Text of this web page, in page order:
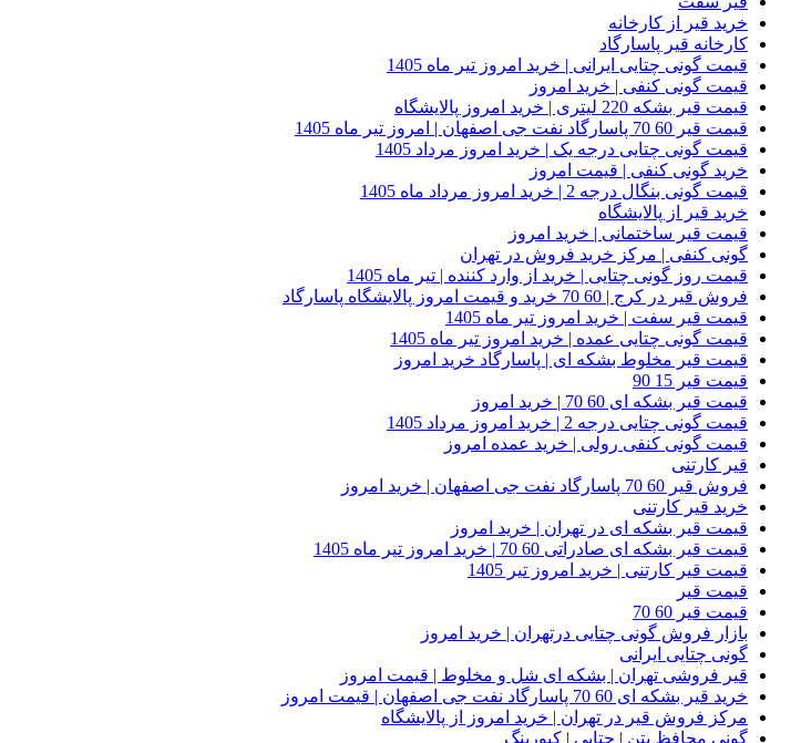
خرید قیر از کارخانه
کارخانه قیر پاسارگاد
قیمت گونی چتایی ایرانی | خرید امروز تیر ماه 1405
قیمت گونی کنفی | خرید امروز
قیمت قیر بشکه 220 لیتری | خرید امروز پالایشگاه
قیمت قیر 60 70 پاسارگاد نفت جی اصفهان | امروز تیر ماه 1405
قیمت گونی چتایی درجه یک | خرید امروز مرداد 1405
خرید گونی کنفی | قیمت امروز
قیمت گونی بنگال درجه 2 | خرید امروز مرداد ماه 1405
خرید قیر از پالایشگاه
قیمت قیر ساختمانی | خرید امروز
گونی کنفی | مرکز خرید فروش در تهران
قیمت روز گونی چتایی | خرید از وارد کننده | تیر ماه 1405
فروش قیر در کرج | 60 70 خرید و قیمت امروز پالایشگاه پاسارگاد
قیمت قیر سفت | خرید امروز تیر ماه 1405
قیمت گونی چتایی عمده | خرید امروز تیر ماه 1405
قیمت قیر مخلوط بشکه ای | پاسارگاد خرید امروز
قیمت قیر 15 90
قیمت قیر بشکه ای 60 70 | خرید امروز
قیمت گونی چتایی درجه 2 | خرید امروز مرداد 1405
قیمت گونی کنفی رولی | خرید عمده امروز
قیر کارتنی
فروش قیر 60 70 پاسارگاد نفت جی اصفهان | خرید امروز
خرید قیر کارتنی
قیمت قیر بشکه ای در تهران | خرید امروز
قیمت قیر بشکه ای صادراتی 60 70 | خرید امروز تیر ماه 1405
قیمت قیر کارتنی | خرید امروز تیر 1405
قیمت قیر
قیمت قیر 60 70
بازار فروش گونی چتایی درتهران | خرید امروز
گونی چتایی ایرانی
قیر فروشی تهران | بشکه ای شل و مخلوط | قیمت امروز
خرید قیر بشکه ای 60 70 پاسارگاد نفت جی اصفهان | قیمت امروز
مرکز فروش قیر در تهران | خرید امروز از پالایشگاه
گونی محافظ بتن | چتایی | کیورینگ